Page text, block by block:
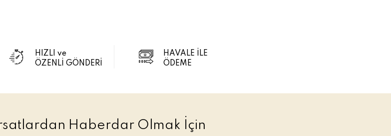
HIZLI ve
ÖZENLİ GÖNDERİ
HAVALE İLE
ÖDEME
Haberdar Olmak İçin